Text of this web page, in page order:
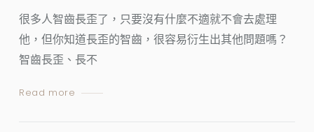
很多人智齒長歪了，只要沒有什麼不適就不會去處理
他，但你知道長歪的智齒，很容易衍生出其他問題嗎？
智齒長歪、長不
Read more